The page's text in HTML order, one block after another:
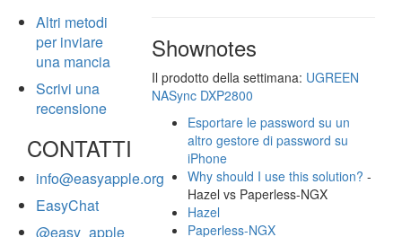
Altri metodi
per inviare
una mancia
Scrivi una
recensione
CONTATTI
info@easyapple.org
EasyChat
@easy_apple
Shownotes
Il prodotto della settimana: UGREEN
NASync DXP2800
Esportare le password su un
altro gestore di password su
iPhone
Why should I use this solution? -
Hazel vs Paperless-NGX
Hazel
Paperless-NGX